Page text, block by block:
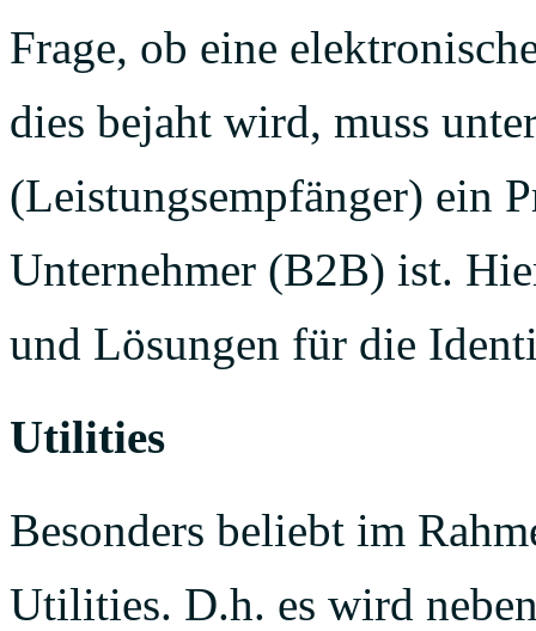
Frage, ob eine
dies bejaht wird, muss
(Leistungsempfänger) ein
Unternehmer (B2B) ist.
und Lösungen für die
Utilities
Besonders beliebt im
Utilities. D.h. es wird